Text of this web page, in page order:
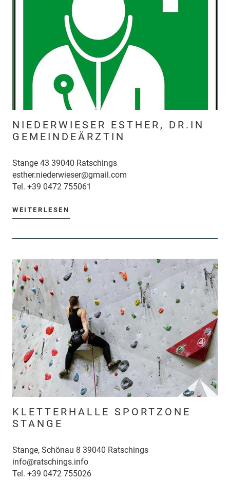
NIEDERWIESER ESTHER, DR.IN
GEMEINDEÄRZTIN
Stange 43 39040 Ratschings
esther.niederwieser@gmail.com
Tel. +39 0472 755061
WEITERLESEN
KLETTERHALLE SPORTZONE
STANGE
Stange, Schönau 8 39040 Ratschings
info@ratschings.info
Tel. +39 0472 755026